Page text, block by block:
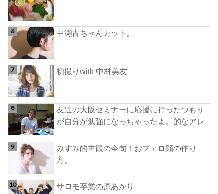
中瀬古ちゃんカット。
初撮りwith 中村美友
友達の大阪セミナーに応援に行ったつもり
が自分が勉強になっちゃったよ。的なアレ
みすみ的主観の今旬！おフェロ顔の作り
方。
サロモ卒業の原あかり